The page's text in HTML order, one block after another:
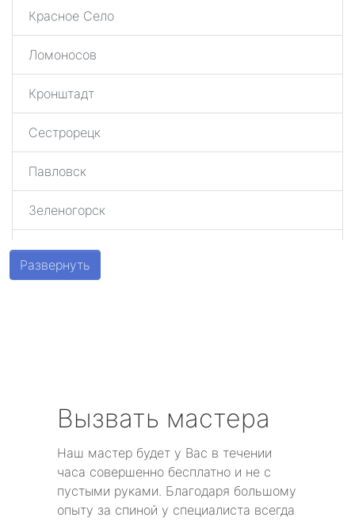
Красное Село
Ломоносов
Кронштадт
Сестрорецк
Павловск
Зеленогорск
Шушары
Песочный
Левашово
Развернуть
Вызвать мастера
Наш мастер будет у Вас в течении
часа совершенно бесплатно и не с
пустыми руками. Благодаря большому
опыту за спиной у специалиста всегда